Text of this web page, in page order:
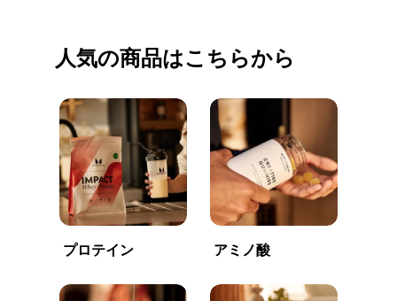
人気の商品はこちらから
プロテイン アミノ酸